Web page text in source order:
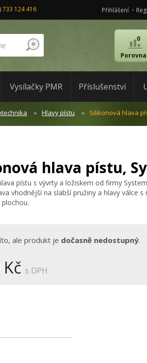
733 124 416 Přihlášení
0
Vysílačky PMR Příslušenství
Hlavy pístu Silikonová hlava
hlava pístu,
pístu s vývrty a ložiskem od firmy
vhodnější na slabší pružiny a hlavy válce s
ale produkt je dočasně nedostupný.
s DPH